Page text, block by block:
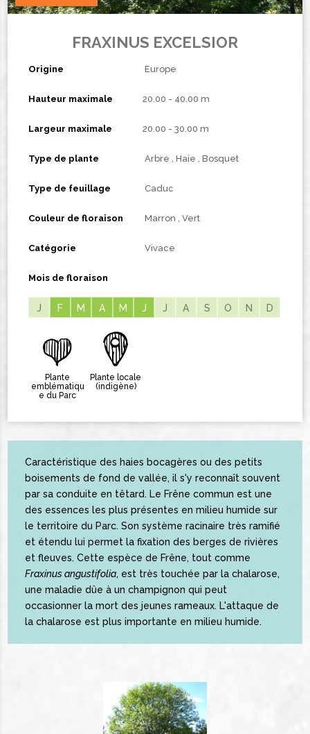
FRAXINUS EXCELSIOR
Origine Europe
Hauteur maximale 20.00 - 40.00 m
Largeur maximale 20.00 - 30.00 m
Type de plante Arbre Haie Bosquet
Type de feuillage Caduc
Couleur de floraison Marron Vert
Catégorie Vivace
Mois de floraison
J F M A M J J A S O N D
F M A M J
Plante
emblématiqu
e du Parc
Plante locale
(indigène)
Caractéristique des haies bocagères ou des petits
boisements de fond de vallée, il s'y reconnaît souvent
par sa conduite en têtard. Le Frêne commun est une
des essences les plus présentes en milieu humide sur
le territoire du Parc. Son système racinaire très ramifié
et étendu lui permet la fixation des berges de rivières
et fleuves. Cette espèce de Frêne, tout comme
Fraxinus angustifolia, est très touchée par la chalarose,
une maladie dûe à un champignon qui peut
occasionner la mort des jeunes rameaux. L'attaque de
la chalarose est plus importante en milieu humide.